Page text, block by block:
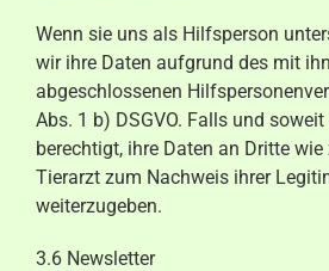
Wenn sie uns als Hilfsperson
wir ihre Daten aufgrund des mit
abgeschlossenen
Abs. 1 b) DSGVO. Falls und
berechtigt, ihre Daten an Dritte wie
Tierarzt zum Nachweis ihrer
weiterzugeben.
3.6 Newsletter